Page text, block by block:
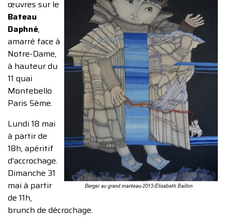
œuvres sur le
Bateau
Daphné,
amarré face à
Notre-Dame,
à hauteur du
11 quai
Montebello
Paris 5ème.
Lundi 18 mai
à partir de
18h, apéritif
d’accrochage.
Dimanche 31
mai à partir
de 11h,
brunch de décrochage.